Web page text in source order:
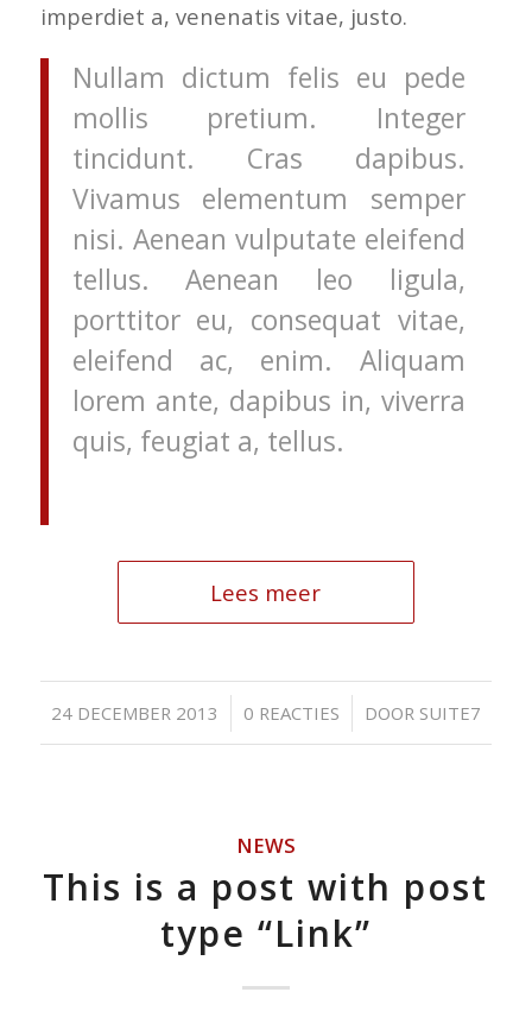
imperdiet a, venenatis vitae, justo.
Nullam dictum felis eu pede
mollis pretium. Integer
tincidunt. Cras dapibus.
Vivamus elementum semper
nisi. Aenean vulputate eleifend
tellus. Aenean leo ligula,
porttitor eu, consequat vitae,
eleifend ac, enim. Aliquam
lorem ante, dapibus in, viverra
quis, feugiat a, tellus.
Lees meer
24 DECEMBER 2013
/ 0 REACTIES
/ DOOR SUITE7
NEWS
This is a post with post
type “Link”